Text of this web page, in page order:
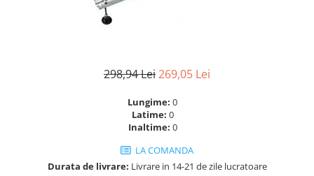
Cabine si usi de dus
298,94 Lei269,05 Lei
Lungime: 0
Latime: 0
Inaltime: 0
LA COMANDA
Durata de livrare: Livrare in 14-21 de zile lucratoare